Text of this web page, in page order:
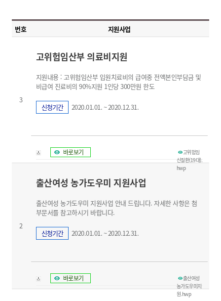
번호 지원사업
3
고위험임산부 의료비지원
지원내용 : 고위험임산부 입원치료비의 급여중 전액본인부담금 및
비급여 진료비의 90%지원 1인당 300만원 한도
신청기간 2020.01.01. ~ 2020.12.31.
고위험임
신질환(19대).
hwp
바로보기
2
출산여성 농가도우미 지원사업
출산여성 농가도우미 지원사업 안내 드립니다. 자세한 사항은 첨
부문서를 참고하시기 바랍니다.
신청기간 2020.01.01. ~ 2020.12.31.
출산여성
농가도우미지
원.hwp
바로보기